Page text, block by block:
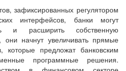
зафиксированных регулятором
интерфейсов, банки могут
и расширить собственную
они начнут увеличивать прямые
которые предложат банковским
программные решения.